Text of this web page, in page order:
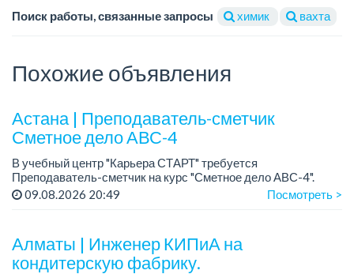
Поиск работы, связанные запросы химик вахта
Похожие объявления
Астана | Преподаватель-сметчик
Сметное дело АВС-4
В учебный центр "Карьера СТАРТ" требуется
Преподаватель-сметчик на курс "Сметное дело АВС-4".
09.08.2026 20:49 Посмотреть >
Алматы | Инженер КИПиА на
кондитерскую фабрику.